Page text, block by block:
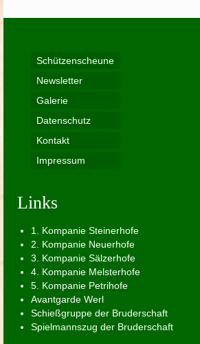
der
Schützenscheune
Newsletter
Galerie
Datenschutz
Kontakt
Impressum
Links
1. Kompanie Steinerhofe
2. Kompanie Neuerhofe
3. Kompanie Sälzerhofe
4. Kompanie Melsterhofe
5. Kompanie Petrihofe
Avantgarde Werl
Schießgruppe der Bruderschaft
Spielmannszug der Bruderschaft